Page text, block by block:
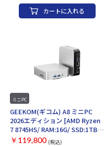
ク周波数：5.7 GHz コア数：16 スレッド
数：32 三次キャッシュ：128 MB 二次キャ
ッシュ：16 MB グラフィック機能：
番：100-100000719WOF
カートに入れる
ミニPC
GEEKOM(ギコム) A8 ミニPC
2026エディション [AMD Ryzen
7 8745HS/ RAM:16G/ SSD:1TB/
Windows11 Pro]
￥119,800 (税込)